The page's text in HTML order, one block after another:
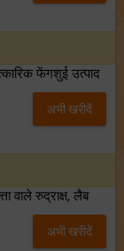
फेंगशुई उत्पाद
अभी खरीदें
वाले रुद्राक्ष, लैब
अभी खरीदें